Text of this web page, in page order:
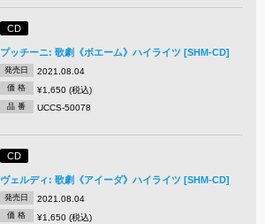
CD
プッチーニ: 歌劇《ボエーム》ハイライツ [SHM-CD]
発売日 2021.08.04
価 格 ¥1,650 (税込)
品 番 UCCS-50078
CD
ヴェルディ: 歌劇《アイーダ》ハイライツ [SHM-CD]
発売日 2021.08.04
価 格 ¥1,650 (税込)